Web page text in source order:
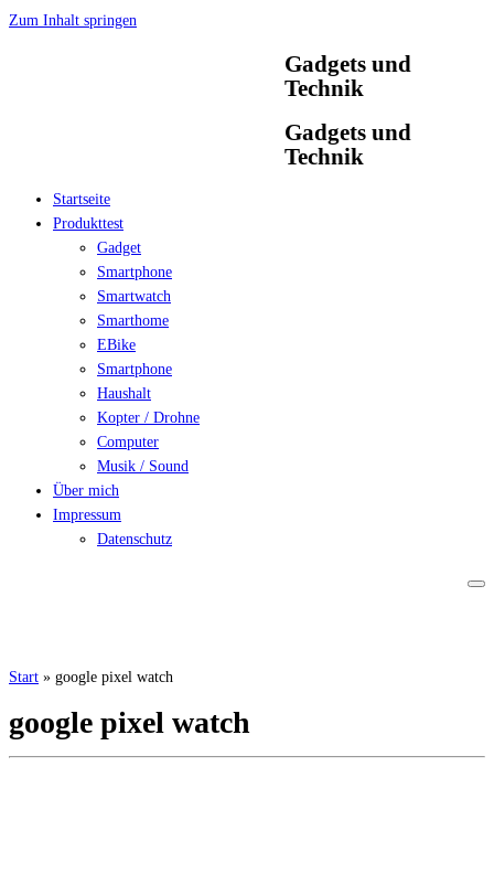
Zum Inhalt springen
Gadgets und
Technik
Gadgets und
Technik
Startseite
Produkttest
Gadget
Smartphone
Smartwatch
Smarthome
EBike
Smartphone
Haushalt
Kopter / Drohne
Computer
Musik / Sound
Über mich
Impressum
Datenschutz
Start » google pixel watch
google pixel watch